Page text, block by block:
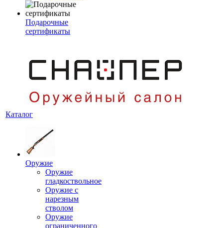
Подарочные
сертификаты
Каталог
Оружие
Оружие
гладкоствольное
Оружие с
нарезным
стволом
Оружие
ограниченного